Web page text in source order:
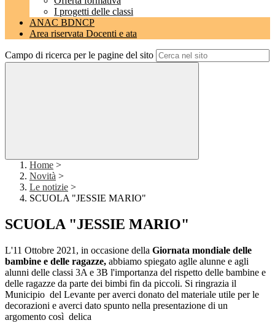
I progetti delle classi
ANAC BDNCP
Area riservata Docenti e ata
Campo di ricerca per le pagine del sito
Home >
Novità >
Le notizie >
SCUOLA "JESSIE MARIO"
SCUOLA "JESSIE MARIO"
L'11 Ottobre 2021, in occasione della Giornata mondiale delle
bambine e delle ragazze, abbiamo spiegato aglle alunne e agli
alunni delle classi 3A e 3B l'importanza del rispetto delle bambine e
delle ragazze da parte dei bimbi fin da piccoli. Si ringrazia il
Municipio del Levante per averci donato del materiale utile per le
decorazioni e averci dato spunto nella presentazione di un
argomento così delica